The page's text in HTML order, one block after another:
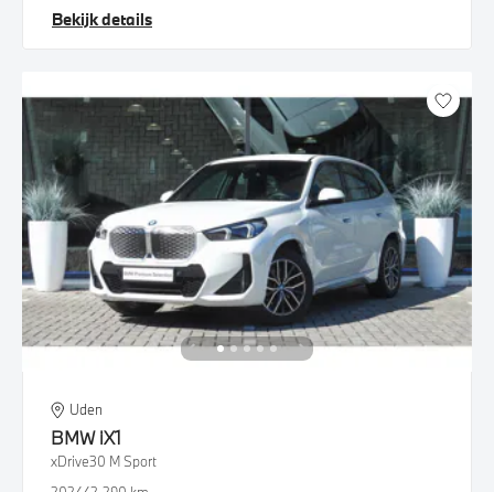
Bekijk details
Uden
BMW iX1
xDrive30 M Sport